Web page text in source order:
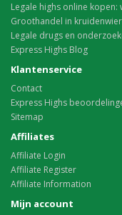
Legale highs online
Groothandel in
Legale drugs en
Express Highs Blog
Klantenservice
Contact
Express Highs
Sitemap
Affiliates
Affiliate Login
Affiliate Register
Affiliate Information
Mijn account